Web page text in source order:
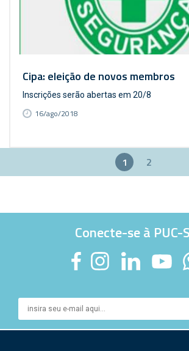
Cipa: eleição de novos membros
Inscrições serão abertas em 20/8
16/ago/2018
Páginas 1 2
Conecte-se à PUC-